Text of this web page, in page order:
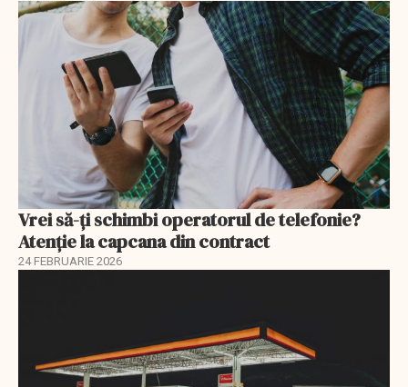
Vrei să-ți schimbi operatorul de telefonie?
Atenție la capcana din contract
24 FEBRUARIE 2026